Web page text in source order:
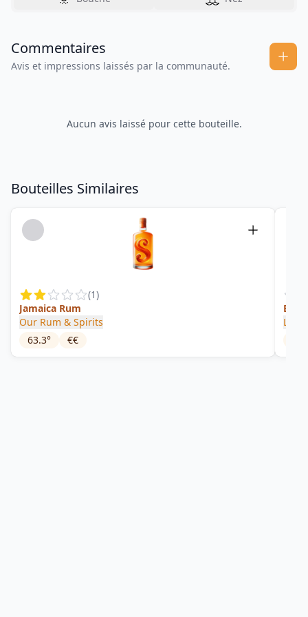
Commentaires
Avis et impressions laissés par la communauté.
Aucun avis laissé pour cette bouteille.
Bouteilles Similaires
(1)
Jamaica Rum
Our Rum & Spirits
63.3° €€